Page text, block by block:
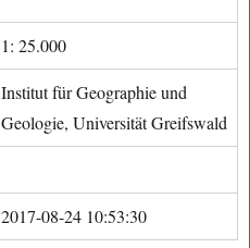
1: 25.000
Institut für Geographie und
Geologie, Universität Greifswald
2017-08-24 10:53:30